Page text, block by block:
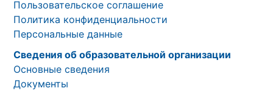
Пользовательское соглашение
Политика конфиденциальности
Персональные данные
Сведения об образовательной организации
Основные сведения
Документы